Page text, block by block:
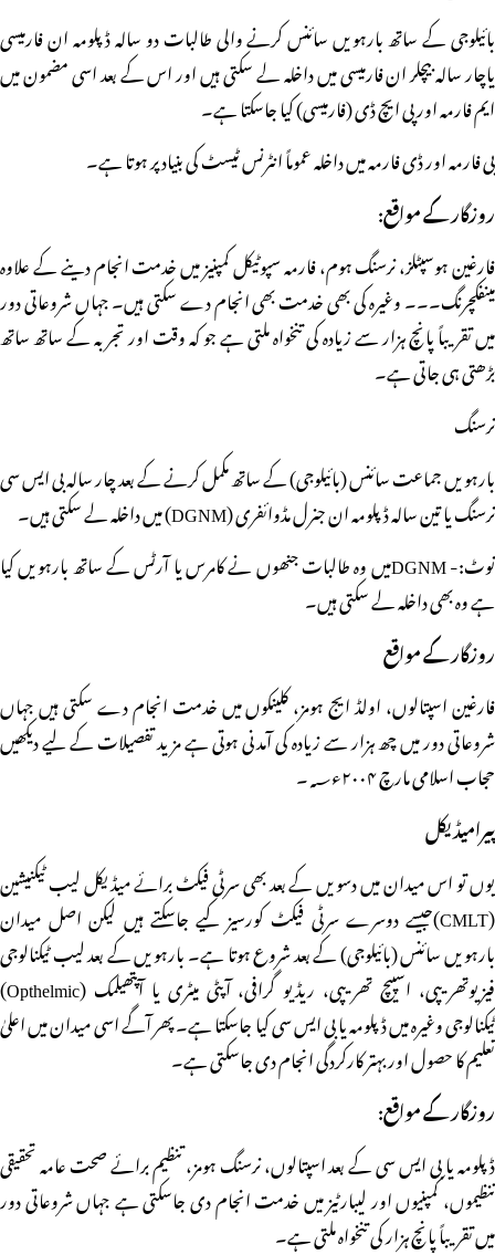
بائیلوجی کے ساتھ بارہویں سائنس کرنے والی طالبات دو سالہ ڈپلومہ ان فارمیسی
یاچار سالہ بیچلر ان فارمیسی میں داخلہ لے سکتی ہیں اور اس کے بعد اسی مضمون میں
ایم فارمہ اور پی ایچ ڈی (فارمیسی) کیا جاسکتا ہے۔
بی فارمہ اور ڈی فارمہ میں داخلہ عموماً انٹرنس ٹیسٹ کی بنیاد پر ہوتا ہے۔
روزگار کے مواقع:
فارغین ہوسپٹلز، نرسنگ ہوم، فارمہ سپوٹیکل کمپنیز میں خدمت انجام دینے کے علاوہ
مینفکچرنگ۔۔۔ وغیرہ کی بھی خدمت بھی انجام دے سکتی ہیں۔ جہاں شروعاتی دور
میں تقریباً پانچ ہزار سے زیادہ کی تنخواہ ملتی ہے جو کہ وقت اور تجربہ کے ساتھ ساتھ
بڑھتی ہی جاتی ہے۔
نرسنگ
بارہویں جماعت سائنس (بائیلوجی) کے ساتھ مکمل کرنے کے بعد چار سالہ بی ایس سی
نرسنگ یا تین سالہ ڈپلومہ ان جنرل مڈوائفری (DGNM) میں داخلہ لے سکتی ہیں۔
نوٹ:- DGNMمیں وہ طالبات جنھوں نے کامرس یا آرٹس کے ساتھ بارہویں کیا
ہے وہ بھی داخلہ لے سکتی ہیں۔
روزگار کے مواقع
فارغین اسپتالوں، اولڈ ایج ہومز، کلینکوں میں خدمت انجام دے سکتی ہیں جہاں
شروعاتی دور میں چھ ہزار سے زیادہ کی آمدنی ہوتی ہے مزید تفصیلات کے لیے دیکھیں
حجاب اسلامی مارچ ۲۰۰۴ء؁۔
پیرامیڈیکل
یوں تو اس میدان میں دسویں کے بعد بھی سرٹی فیکٹ برائے میڈیکل لیب ٹیکنیشین
(CMLT)جیسے دوسرے سرٹی فیکٹ کورسیز کیے جاسکتے ہیں لیکن اصل میدان
بارہویں سائنس (بائیلوجی) کے بعد شروع ہوتا ہے۔ بارہویں کے بعد لیب ٹیکنالوجی
فیزیوتھریپی، اسپیچ تھریپی، ریڈیو گرافی، آپٹی میٹری یا آپتھیلمک (Opthelmic)
ٹیکنالوجی وغیرہ میں ڈپلومہ یا بی ایس سی کیا جاسکتا ہے۔ پھر آگے اسی میدان میں اعلیٰ
تعلیم کا حصول اور بہتر کارکردگی انجام دی جاسکتی ہے۔
روزگار کے مواقع:
ڈپلومہ یا بی ایس سی کے بعد اسپتالوں، نرسنگ ہومز، تنظیم برائے صحت عامہ تحقیقی
تنظیموں، کمپنیوں اور لیبارٹیز میں خدمت انجام دی جاسکتی ہے جہاں شروعاتی دور
میں تقریباً پانچ ہزار کی تنخواہ ملتی ہے۔